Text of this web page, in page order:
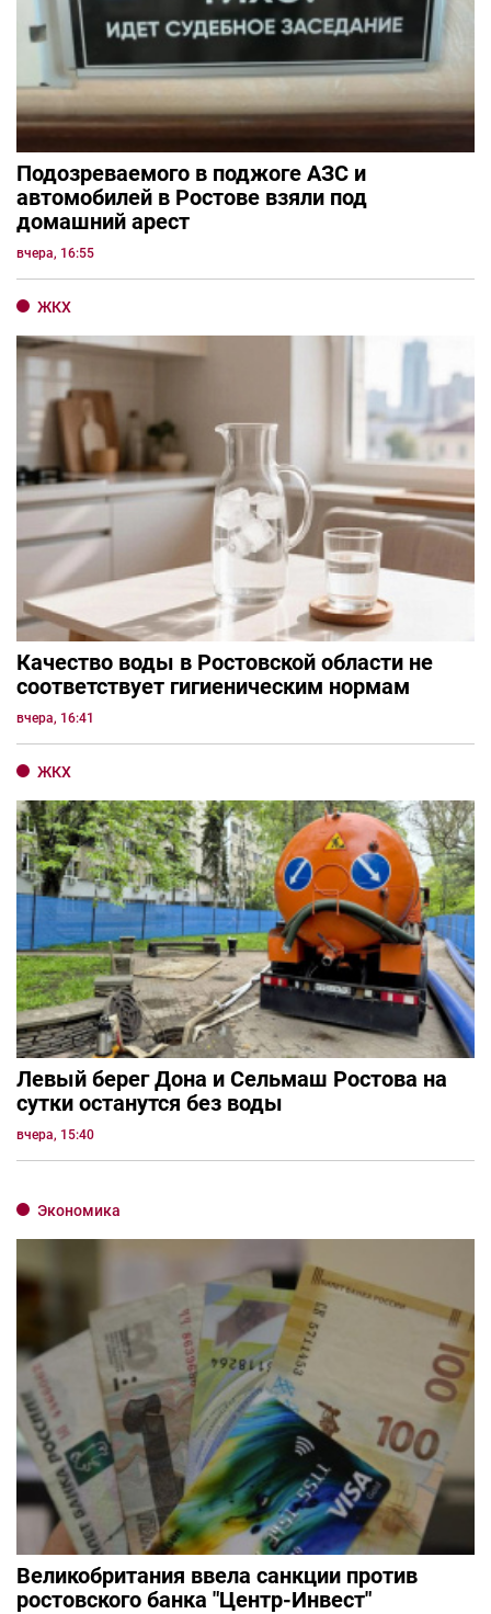
Подозреваемого в поджоге АЗС и
автомобилей в Ростове взяли под
домашний арест
вчера, 16:55
ЖКХ
Качество воды в Ростовской области не
соответствует гигиеническим нормам
вчера, 16:41
ЖКХ
Левый берег Дона и Сельмаш Ростова на
сутки останутся без воды
вчера, 15:40
Экономика
Великобритания ввела санкции против
ростовского банка "Центр-Инвест"